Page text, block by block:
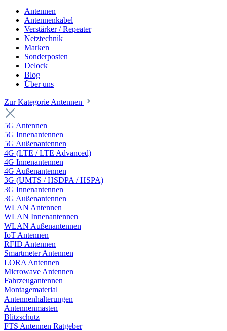
Antennen
Antennenkabel
Verstärker / Repeater
Netztechnik
Marken
Sonderposten
Delock
Blog
Über uns
Zur Kategorie Antennen
5G Antennen
5G Innenantennen
5G Außenantennen
4G (LTE / LTE Advanced)
4G Innenantennen
4G Außenantennen
3G (UMTS / HSDPA / HSPA)
3G Innenantennen
3G Außenantennen
WLAN Antennen
WLAN Innenantennen
WLAN Außenantennen
IoT Antennen
RFID Antennen
Smartmeter Antennen
LORA Antennen
Microwave Antennen
Fahrzeugantennen
Montagematerial
Antennenhalterungen
Antennenmasten
Blitzschutz
FTS Antennen Ratgeber